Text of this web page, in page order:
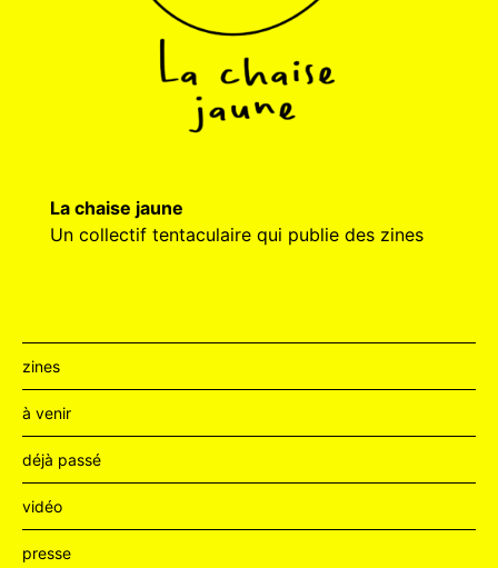
La chaise jaune
Un collectif tentaculaire qui publie des zines
zines
à venir
déjà passé
vidéo
presse